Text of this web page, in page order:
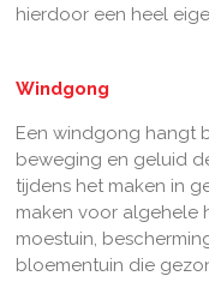
hierdoor een heel
Windgong
Een windgong hangt
beweging en geluid
tijdens het maken in
maken voor algehele
moestuin,
bloementuin die